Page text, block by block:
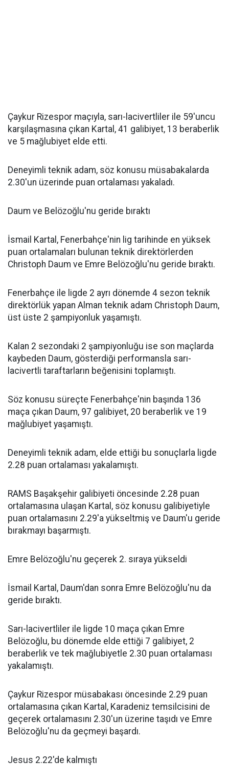
Çaykur Rizespor maçıyla, sarı-lacivertliler ile 59'uncu
karşılaşmasına çıkan Kartal, 41 galibiyet, 13 beraberlik
ve 5 mağlubiyet elde etti.
Deneyimli teknik adam, söz konusu müsabakalarda
2.30'un üzerinde puan ortalaması yakaladı.
Daum ve Belözoğlu'nu geride bıraktı
İsmail Kartal, Fenerbahçe'nin lig tarihinde en yüksek
puan ortalamaları bulunan teknik direktörlerden
Christoph Daum ve Emre Belözoğlu'nu geride bıraktı.
Fenerbahçe ile ligde 2 ayrı dönemde 4 sezon teknik
direktörlük yapan Alman teknik adam Christoph Daum,
üst üste 2 şampiyonluk yaşamıştı.
Kalan 2 sezondaki 2 şampiyonluğu ise son maçlarda
kaybeden Daum, gösterdiği performansla sarı-
lacivertli taraftarların beğenisini toplamıştı.
Söz konusu süreçte Fenerbahçe'nin başında 136
maça çıkan Daum, 97 galibiyet, 20 beraberlik ve 19
mağlubiyet yaşamıştı.
Deneyimli teknik adam, elde ettiği bu sonuçlarla ligde
2.28 puan ortalaması yakalamıştı.
RAMS Başakşehir galibiyeti öncesinde 2.28 puan
ortalamasına ulaşan Kartal, söz konusu galibiyetiyle
puan ortalamasını 2.29'a yükseltmiş ve Daum'u geride
bırakmayı başarmıştı.
Emre Belözoğlu'nu geçerek 2. sıraya yükseldi
İsmail Kartal, Daum'dan sonra Emre Belözoğlu'nu da
geride bıraktı.
Sarı-lacivertliler ile ligde 10 maça çıkan Emre
Belözoğlu, bu dönemde elde ettiği 7 galibiyet, 2
beraberlik ve tek mağlubiyetle 2.30 puan ortalaması
yakalamıştı.
Çaykur Rizespor müsabakası öncesinde 2.29 puan
ortalamasına çıkan Kartal, Karadeniz temsilcisini de
geçerek ortalamasını 2.30'un üzerine taşıdı ve Emre
Belözoğlu'nu da geçmeyi başardı.
Jesus 2.22'de kalmıştı